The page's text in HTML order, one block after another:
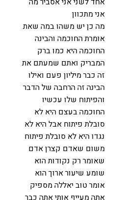
אני מתכוון
מה כן יש משהו במה שאת
אומרת החוכמה והבינה
החוכמה היא כמו ברק
המבריק ואתם שמעתם את
זה כבר מיליון פעם ואילו
הבינה זה הרחבה של הדבר
והפיתוח שלו עכשיו
החוכמה בעצם היא לא
סובלת פיתוח אבל היא לא
נגדו היא לא סובלת פיתוח
משום שאדם קצרן אדם
שאומר רק נקודות הוא
שומע שיעור ארוך הוא
אומר טוב יאללה מספיק
אתה מעייף אותי אתה כבר